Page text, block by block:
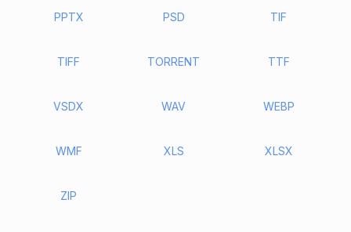
PPTX PSD TIF
TIFF TORRENT TTF
VSDX WAV WEBP
WMF XLS XLSX
ZIP